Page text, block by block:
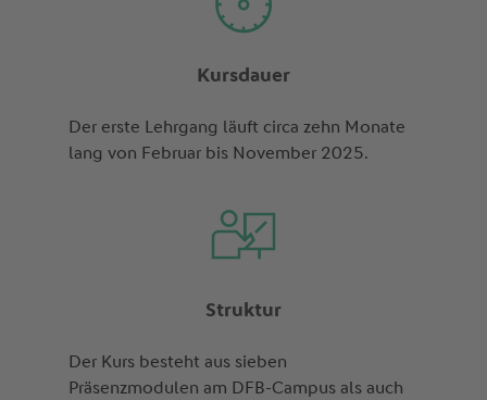
Kursdauer
Der erste Lehrgang läuft circa zehn Monate
lang von Februar bis November 2025.
Struktur
Der Kurs besteht aus sieben
Präsenzmodulen am DFB-Campus als auch